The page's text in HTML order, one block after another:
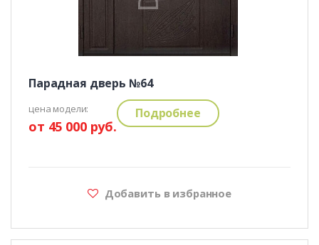
Парадная дверь №64
цена модели:
от 45 000 руб.
Подробнее
Добавить в избранное